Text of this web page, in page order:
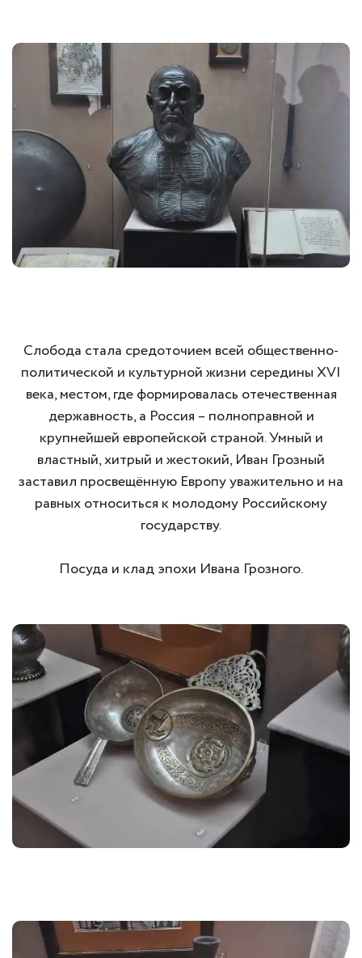
Слобода стала средоточием всей общественно-
политической и культурной жизни середины XVI
века, местом, где формировалась отечественная
державность, а Россия – полноправной и
крупнейшей европейской страной. Умный и
властный, хитрый и жестокий, Иван Грозный
заставил просвещённую Европу уважительно и на
равных относиться к молодому Российскому
государству.
Посуда и клад эпохи Ивана Грозного.